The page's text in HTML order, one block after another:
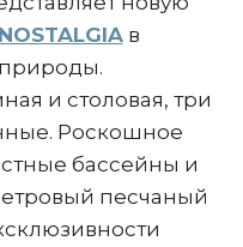
NOSTALGIAв
и столовая, три
Роскошное
бассейны и
песчаный